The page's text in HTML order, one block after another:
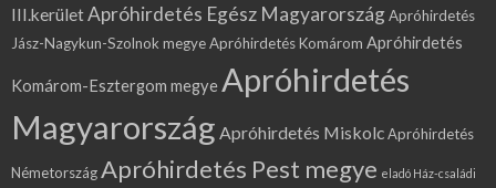
III.kerületApróhirdetés Egész MagyarországApróhirdetés
Jász-Nagykun-Szolnok megyeApróhirdetés Komárom Apróhirdetés
Komárom-Esztergom megye Apróhirdetés
Magyarország Apróhirdetés MiskolcApróhirdetés
NémetországApróhirdetés Pest megye eladó Ház-családi